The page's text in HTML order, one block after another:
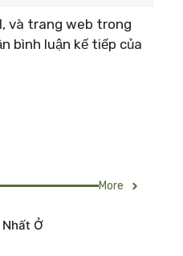
và trang web trong
bình luận kế tiếp của
More
Ở